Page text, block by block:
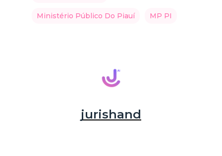
Ministério Público Do Piauí MP PI
jurishand